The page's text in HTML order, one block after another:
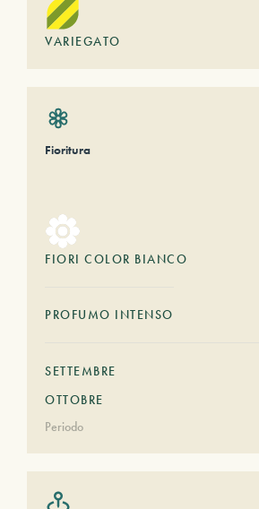
VARIEGATO
Fioritura
FIORI COLOR BIANCO
PROFUMO INTENSO
SETTEMBRE
OTTOBRE
Periodo